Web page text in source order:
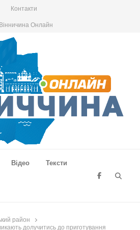
Контакти
Вінничина Онлайн
Відео Тексти
район
долучитись до приготування